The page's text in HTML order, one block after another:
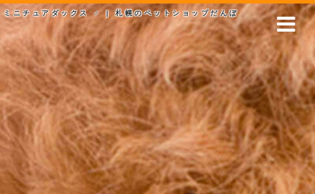
ミニチュアダックス ♂ | 札幌のペットショップだんぼ